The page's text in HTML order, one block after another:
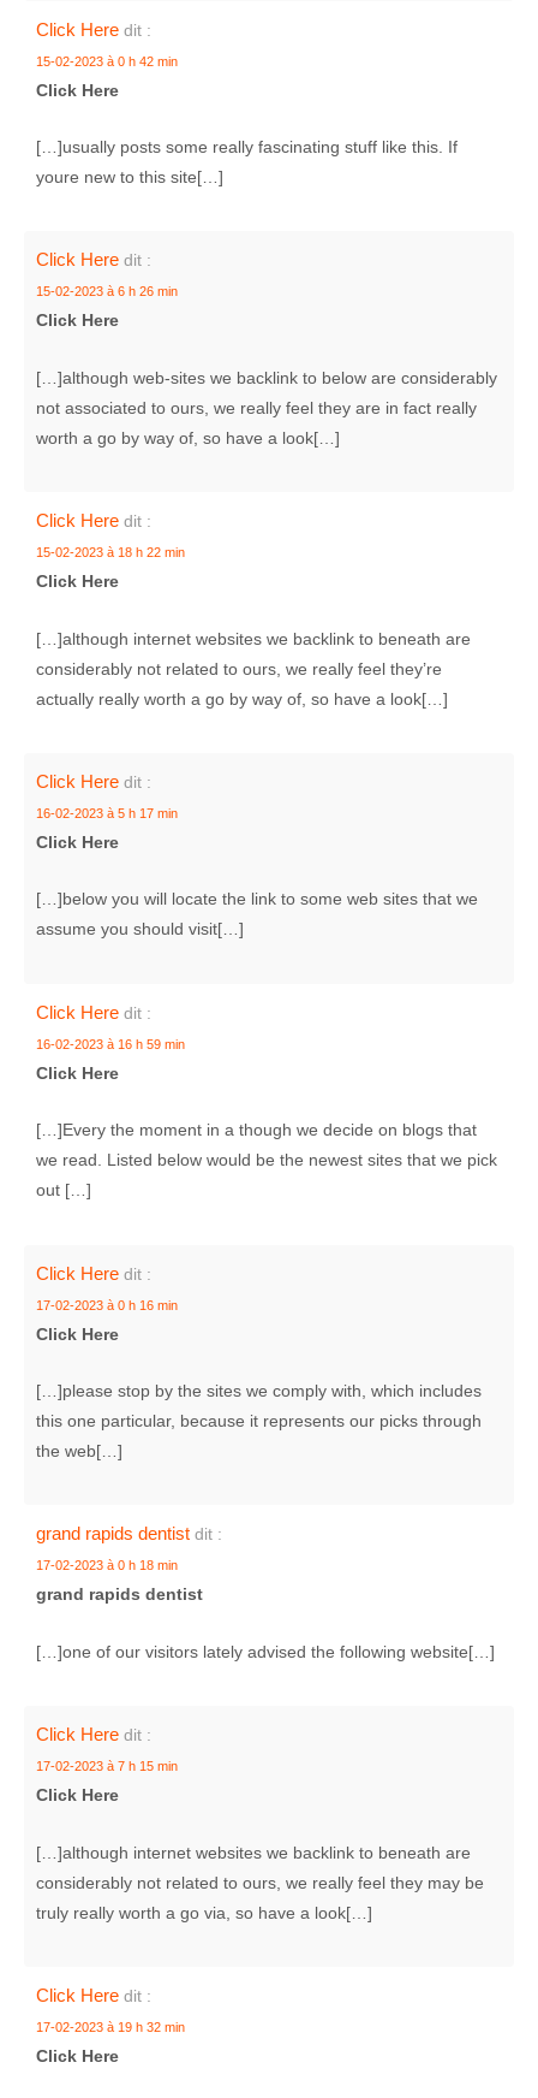
Click Here dit :
15-02-2023 à 0 h 42 min
Click Here
[…]usually posts some really fascinating stuff like this. If
youre new to this site[…]
Click Here dit :
15-02-2023 à 6 h 26 min
Click Here
[…]although web-sites we backlink to below are considerably
not associated to ours, we really feel they are in fact really
worth a go by way of, so have a look[…]
Click Here dit :
15-02-2023 à 18 h 22 min
Click Here
[…]although internet websites we backlink to beneath are
considerably not related to ours, we really feel they’re
actually really worth a go by way of, so have a look[…]
Click Here dit :
16-02-2023 à 5 h 17 min
Click Here
[…]below you will locate the link to some web sites that we
assume you should visit[…]
Click Here dit :
16-02-2023 à 16 h 59 min
Click Here
[…]Every the moment in a though we decide on blogs that
we read. Listed below would be the newest sites that we pick
out […]
Click Here dit :
17-02-2023 à 0 h 16 min
Click Here
[…]please stop by the sites we comply with, which includes
this one particular, because it represents our picks through
the web[…]
grand rapids dentist dit :
17-02-2023 à 0 h 18 min
grand rapids dentist
[…]one of our visitors lately advised the following website[…]
Click Here dit :
17-02-2023 à 7 h 15 min
Click Here
[…]although internet websites we backlink to beneath are
considerably not related to ours, we really feel they may be
truly really worth a go via, so have a look[…]
Click Here dit :
17-02-2023 à 19 h 32 min
Click Here